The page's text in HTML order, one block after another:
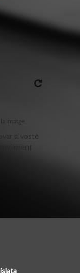
imatge.
si vostè